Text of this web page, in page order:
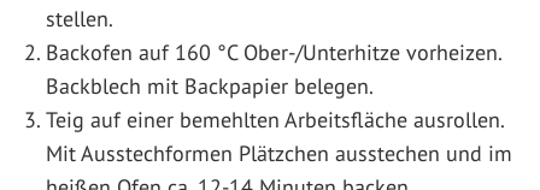
stellen.
Backofen auf 160 °C Ober-/Unterhitze vorheizen.
Backblech mit Backpapier belegen.
Teig auf einer bemehlten Arbeitsfläche ausrollen.
Mit Ausstechformen Plätzchen ausstechen und im